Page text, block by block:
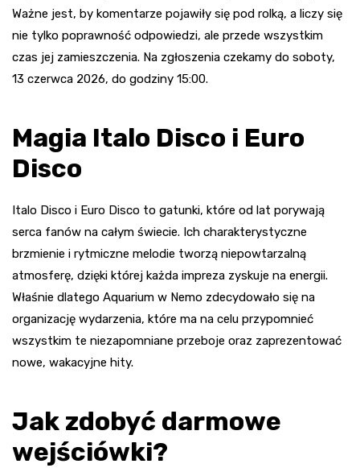
Ważne jest, by komentarze pojawiły się pod rolką, a liczy się
nie tylko poprawność odpowiedzi, ale przede wszystkim
czas jej zamieszczenia. Na zgłoszenia czekamy do soboty,
13 czerwca 2026, do godziny 15:00.
Magia Italo Disco i Euro
Disco
Italo Disco i Euro Disco to gatunki, które od lat porywają
serca fanów na całym świecie. Ich charakterystyczne
brzmienie i rytmiczne melodie tworzą niepowtarzalną
atmosferę, dzięki której każda impreza zyskuje na energii.
Właśnie dlatego Aquarium w Nemo zdecydowało się na
organizację wydarzenia, które ma na celu przypomnieć
wszystkim te niezapomniane przeboje oraz zaprezentować
nowe, wakacyjne hity.
Jak zdobyć darmowe
wejściówki?